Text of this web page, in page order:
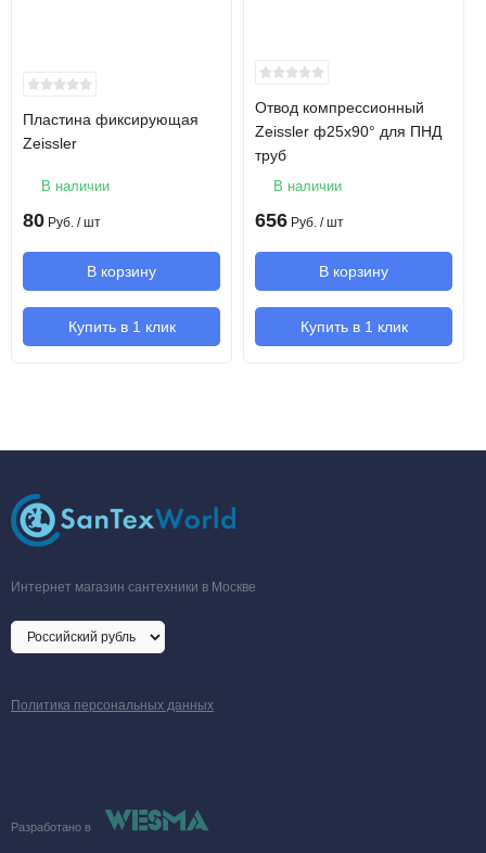
Пластина фиксирующая
Zeissler
В наличии
80 Руб. / шт
В корзину
Купить в 1 клик
Отвод компрессионный
Zeissler ф25х90° для ПНД
труб
В наличии
656 Руб. / шт
В корзину
Купить в 1 клик
Интернет магазин сантехники в Москве
Политика персональных данных
Разработано в